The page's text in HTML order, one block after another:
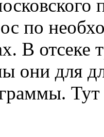
по
В отсеке
они для